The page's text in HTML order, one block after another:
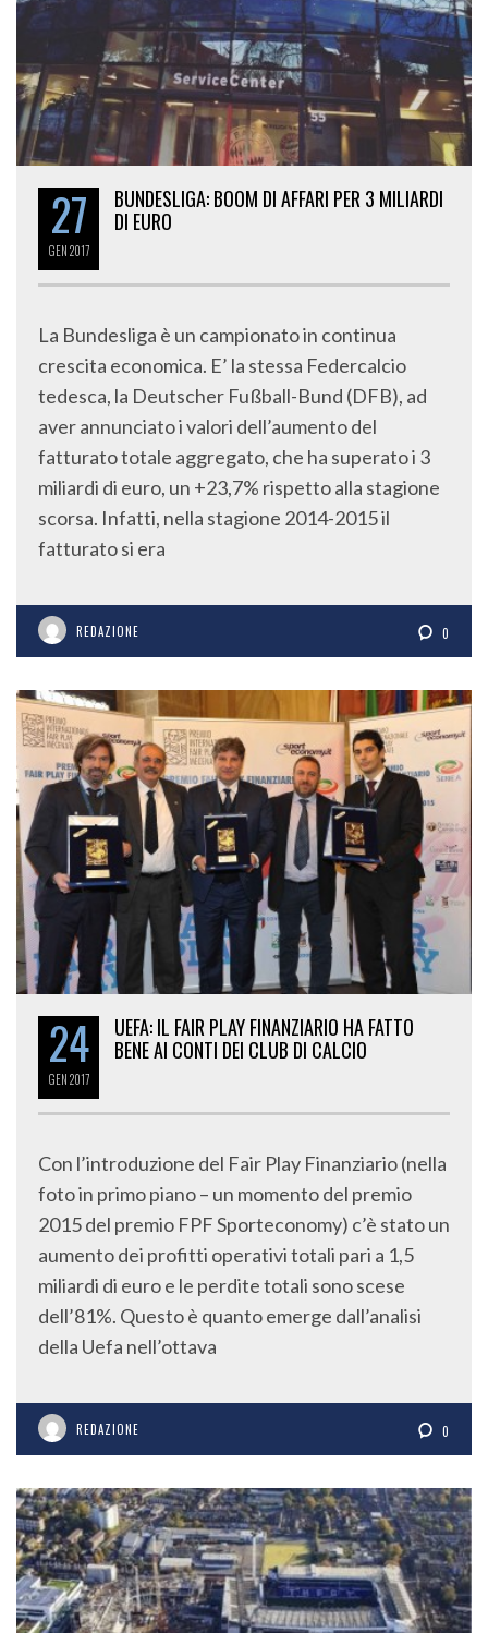
27
GEN2017
BUNDESLIGA: BOOM DI AFFARI PER 3 MILIARDI
DI EURO
La Bundesliga è un campionato in continua
crescita economica. E’ la stessa Federcalcio
tedesca, la Deutscher Fußball-Bund (DFB), ad
aver annunciato i valori dell’aumento del
fatturato totale aggregato, che ha superato i 3
miliardi di euro, un +23,7% rispetto alla stagione
scorsa. Infatti, nella stagione 2014-2015 il
fatturato si era
REDAZIONE 0
24
GEN2017
UEFA: IL FAIR PLAY FINANZIARIO HA FATTO
BENE AI CONTI DEI CLUB DI CALCIO
Con l’introduzione del Fair Play Finanziario (nella
foto in primo piano – un momento del premio
2015 del premio FPF Sporteconomy) c’è stato un
aumento dei profitti operativi totali pari a 1,5
miliardi di euro e le perdite totali sono scese
dell’81%. Questo è quanto emerge dall’analisi
della Uefa nell’ottava
REDAZIONE 0